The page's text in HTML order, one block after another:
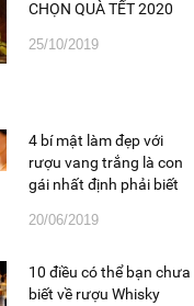
CHỌN QUÀ TẾT 2020
25/10/2019
4 bí mật làm đẹp với
rượu vang trắng là con
gái nhất định phải biết
20/06/2019
10 điều có thể bạn chưa
biết về rượu Whisky